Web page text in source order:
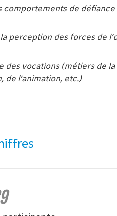
comportements de
perception des forces de
des vocations (métiers de
de l’animation, etc.)